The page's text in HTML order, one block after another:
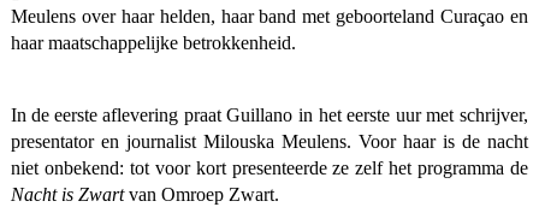
Meulens over haar helden, haar band met geboorteland Curaçao en
haar maatschappelijke betrokkenheid.
In de eerste aflevering praat Guillano in het eerste uur met schrijver,
presentator en journalist Milouska Meulens. Voor haar is de nacht
niet onbekend: tot voor kort presenteerde ze zelf het programma de
Nacht is Zwartvan Omroep Zwart.